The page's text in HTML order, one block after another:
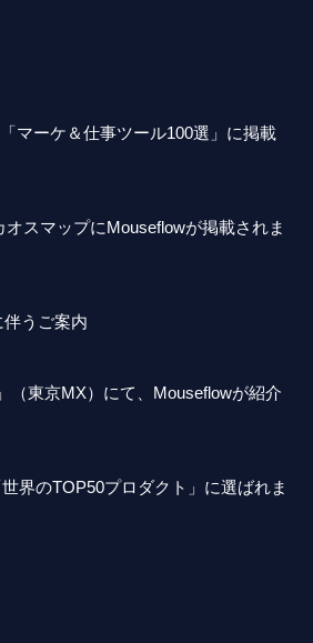
マーケ＆仕事ツール100選」に掲載
スマップにMouseflowが掲載されま
うご案内
（東京MX）にて、Mouseflowが紹介
界のTOP50プロダクト」に選ばれま